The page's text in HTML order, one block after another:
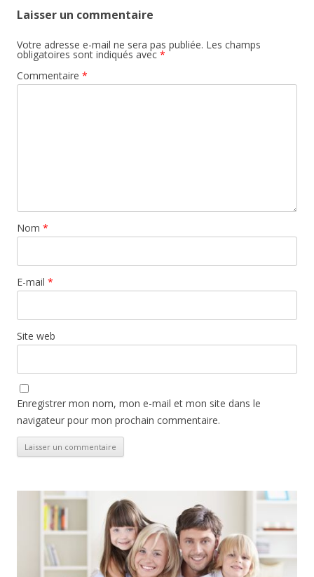
Laisser un commentaire
Votre adresse e-mail ne sera pas publiée. Les champs
obligatoires sont indiqués avec *
Commentaire *
Nom *
E-mail *
Site web
Enregistrer mon nom, mon e-mail et mon site dans le
navigateur pour mon prochain commentaire.